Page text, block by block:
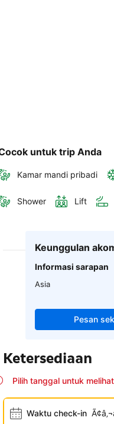
untuk trip Anda
Kamar mandi pribadi
Shower Lift
Keunggulan
Informasi sarapan
Asia
Pesan
Ketersediaan
Pilih tanggal untuk
Waktu check-in